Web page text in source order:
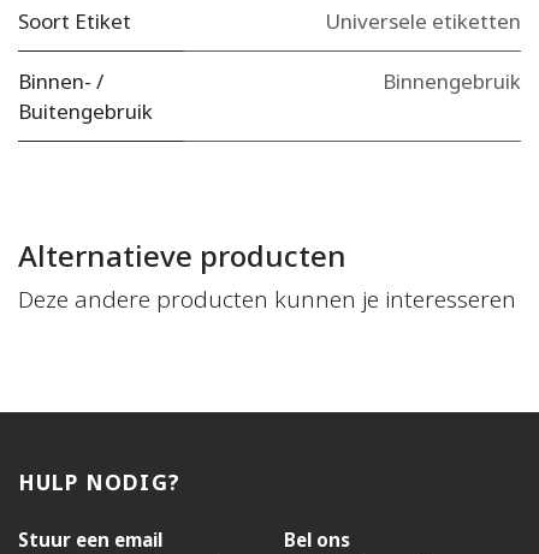
Soort Etiket Universele etiketten
Binnen- /
Buitengebruik
Binnengebruik
Alternatieve producten
Deze andere producten kunnen je interesseren
HULP NODIG?
Stuur een email Bel ons